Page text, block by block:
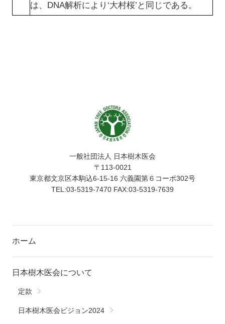
は、DNA解析により‘大村桜’と同じである。
一般社団法人 日本樹木医会
〒113-0021
東京都文京区本駒込6-15-16 六義園第６コーポ302号
TEL:03-5319-7470 FAX:03-5319-7639
ホーム
日本樹木医会について
定款
日本樹木医会ビジョン2024